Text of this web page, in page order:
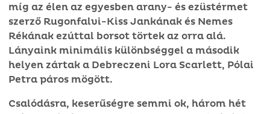
míg az élen az egyesben arany- és ezüstérmet
szerző Rugonfalvi-Kiss Jankának és Nemes
Rékának ezúttal borsot törtek az orra alá.
Lányaink minimális különbséggel a második
helyen zártak a Debreczeni Lora Scarlett, Pólai
Petra páros mögött.
Csalódásra, keserűségre semmi ok, három hét